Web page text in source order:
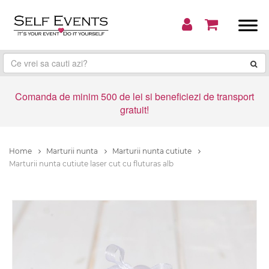
Comanda de minim 500 de lei si beneficiezi de transport
gratuit!
Home Marturii nunta
Marturii nunta cutiute
Marturii nunta cutiute laser cut cu fluturas alb